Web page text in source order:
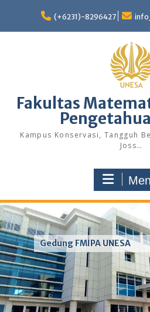
content
(+6231)-8296427
Fakultas
Kampus Konservasi, Tangguh
Joss…
Gedung FMIPA UNESA